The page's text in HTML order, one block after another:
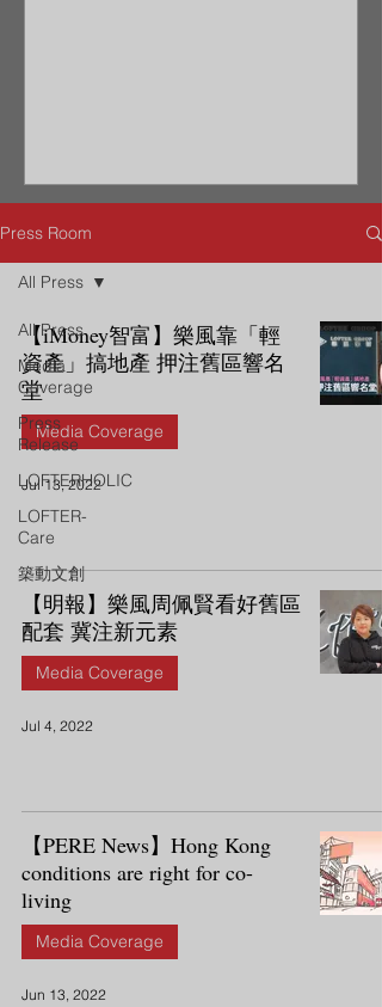
Press Room
All Press
Media
Coverage
Press
Release
LOFTERHOLIC
LOFTER-
Care
築動文創
All Press
【iMoney智富】樂風靠「輕
資產」搞地產 押注舊區響名
堂
Media Coverage
Jul 13, 2022
【明報】樂風周佩賢看好舊區
配套 冀注新元素
Media Coverage
Jul 4, 2022
【PERE News】Hong Kong
conditions are right for co-
living
Media Coverage
Jun 13, 2022